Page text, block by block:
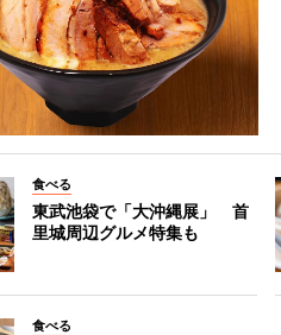
食べる
東武池袋で「大沖縄展」 首
里城周辺グルメ特集も
食べる